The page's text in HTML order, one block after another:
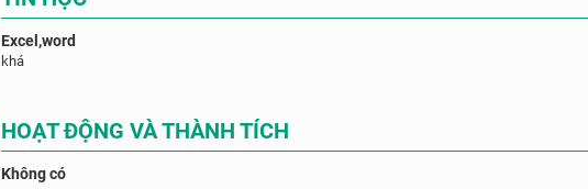
Excel,word
khá
HOẠT ĐỘNG VÀ THÀNH TÍCH
Không có